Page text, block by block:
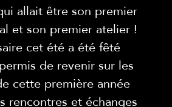
allait être son premier
et son premier atelier !
cet été a été fêté
de revenir sur les
cette première année
rencontres et échanges